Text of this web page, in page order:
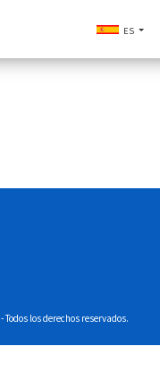
ES
Todos los derechos reservados.